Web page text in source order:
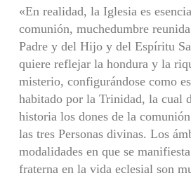
«En realidad, la Iglesia es
comunión, muchedumbre
Padre y del Hijo y del Espíritu
quiere reflejar la hondura y la
misterio, configurándose como
habitado por la Trinidad, la cual
historia los dones de la
las tres Personas divinas. Los
modalidades en que se
fraterna en la vida eclesial son